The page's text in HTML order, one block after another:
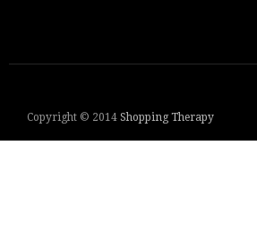
Copyright © 2014 Shopping Therapy